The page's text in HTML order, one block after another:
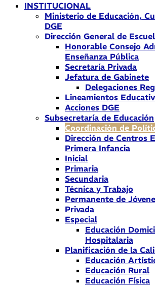
INSTITUCIONAL
Ministerio de Educación,
DGE
Dirección General de
Honorable Consejo
Enseñanza Pública
Secretaría Privada
Jefatura de Gabinete
Delegaciones
Lineamientos
Acciones DGE
Subsecretaría de Educación
Coordinación de
Dirección de Centros
Primera Infancia
Inicial
Primaria
Secundaria
Técnica y Trabajo
Permanente de
Privada
Especial
Educación
Hospitalaria
Planificación de la
Educación
Educación Rural
Educación Física